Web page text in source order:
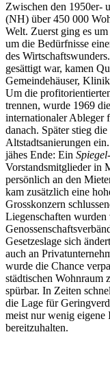
Zwischen den 1950er-
(NH) über 450 000
Welt. Zuerst ging es
um die Bedürfnisse
des
gesättigt war, kamen
Gemeindehäuser,
Um die
trennen, wurde 1969
internationaler Ableger
danach. Später stieg
Altstadtsanierungen
jähes Ende: Ein Spiegel
Vorstandsmitglieder in
persönlich an den
kam zusätzlich eine
Grosskonzern
Liegenschaften wurden
Gesetzeslage sich
auch an
wurde die Chance
städtischen Wohnraum
spürbar. In Zeiten
die Lage für
meist nur wenig
bereitzuhalten.